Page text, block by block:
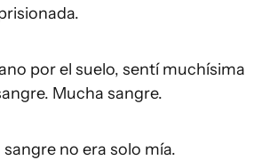
por el suelo, sentí muchísima
Mucha sangre.
no era solo mía.